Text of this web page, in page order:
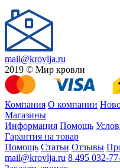
mail@krovlja.ru
2019 © Мир кровли
Компания О компании
Магазины
Информация Помощь
Гарантия на товар
Помощь Статьи Отзывы
mail@krovlja.ru 8 495 032-